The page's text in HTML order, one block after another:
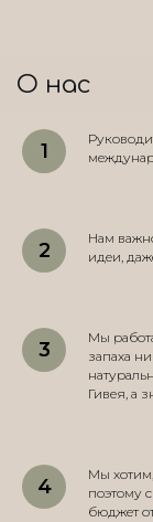
О нас
Нам
идеи,
Мы
запаха
Гивея, а
Мы
поэтому
бюджет